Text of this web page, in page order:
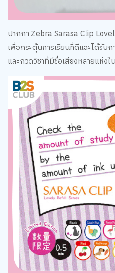
ปากกา Zebra Sarasa Clip
เพื่อกระตุ้นการเรียนที่ดีและได้รับก
และกวดวิชาที่มีชื่อเสียงหลายแห่ง